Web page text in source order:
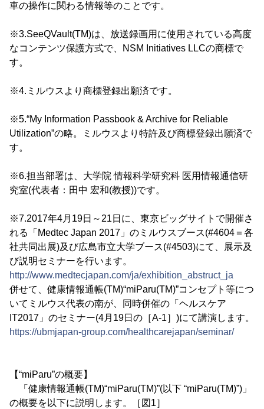
車の操作に関わる情報等のことです。
※3.SeeQVault(TM)は、放送録画用に使用されている高度
なコンテンツ保護方式で、NSM Initiatives LLCの商標で
す。
※4.ミルウスより商標登録出願済です。
※5.“My Information Passbook & Archive for Reliable
Utilization”の略。ミルウスより特許及び商標登録出願済で
す。
※6.担当部署は、大学院 情報科学研究科 医用情報通信研
究室(代表者：田中 宏和(教授))です。
※7.2017年4月19日～21日に、東京ビッグサイトで開催さ
れる「Medtec Japan 2017」のミルウスブース(#4604＝各
社共同出展)及び広島市立大学ブース(#4503)にて、展示及
び説明セミナーを行います。
http://www.medtecjapan.com/ja/exhibition_abstruct_ja
併せて、健康情報通帳(TM)“miParu(TM)”コンセプト等につ
いてミルウス代表の南が、同時併催の「ヘルスケア
IT2017」のセミナー(4月19日の［A-1］)にて講演します。
https://ubmjapan-group.com/healthcarejapan/seminar/
【“miParu”の概要】
「健康情報通帳(TM)“miParu(TM)”(以下 “miParu(TM)”)」
の概要を以下に説明します。［図1］